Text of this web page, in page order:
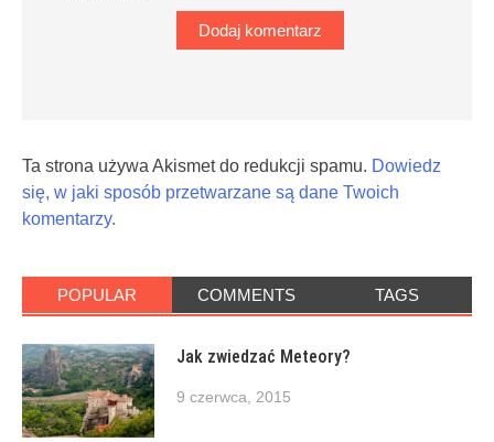
Ta strona używa Akismet do redukcji spamu. Dowiedz
się, w jaki sposób przetwarzane są dane Twoich
komentarzy.
POPULAR COMMENTS TAGS
Jak zwiedzać Meteory?
9 czerwca, 2015